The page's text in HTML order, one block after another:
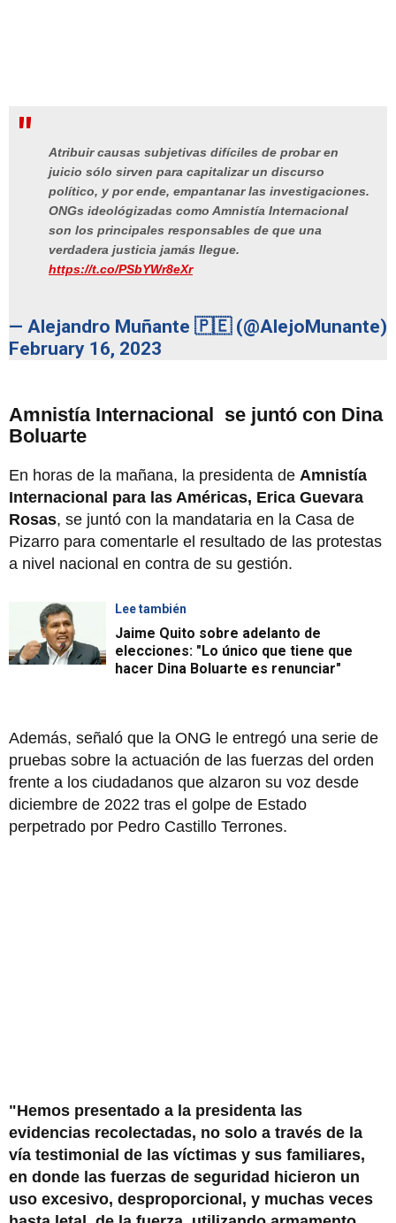
Atribuir causas subjetivas difíciles de probar en
juicio sólo sirven para capitalizar un discurso
político, y por ende, empantanar las investigaciones.
ONGs ideológizadas como Amnistía Internacional
son los principales responsables de que una
verdadera justicia jamás llegue.
https://t.co/PSbYWr8eXr
— Alejandro Muñante 🇵🇪 (@AlejoMunante)
February 16, 2023
Amnistía Internacional se juntó con Dina
Boluarte
En horas de la mañana, la presidenta de Amnistía
Internacional para las Américas, Erica Guevara
Rosas, se juntó con la mandataria en la Casa de
Pizarro para comentarle el resultado de las protestas
a nivel nacional en contra de su gestión.
Lee también
Jaime Quito sobre adelanto de
elecciones: "Lo único que tiene que
hacer Dina Boluarte es renunciar"
Además, señaló que la ONG le entregó una serie de
pruebas sobre la actuación de las fuerzas del orden
frente a los ciudadanos que alzaron su voz desde
diciembre de 2022 tras el golpe de Estado
perpetrado por Pedro Castillo Terrones.
"Hemos presentado a la presidenta las
evidencias recolectadas, no solo a través de la
vía testimonial de las víctimas y sus familiares,
en donde las fuerzas de seguridad hicieron un
uso excesivo, desproporcional, y muchas veces